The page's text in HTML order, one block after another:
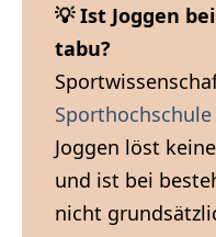
💡 Ist Joggen
tabu?
Sporthochschule
Joggen löst
und ist bei
nicht